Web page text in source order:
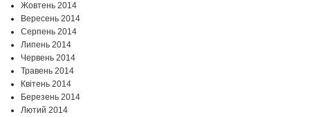
Жовтень 2014
Вересень 2014
Серпень 2014
Липень 2014
Червень 2014
Травень 2014
Квітень 2014
Березень 2014
Лютий 2014